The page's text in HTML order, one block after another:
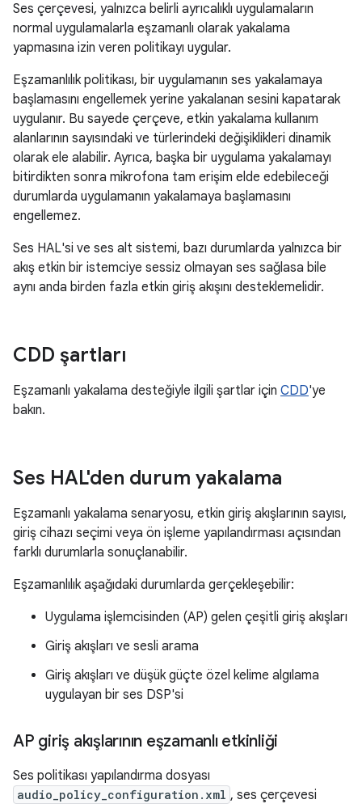
Ses çerçevesi, yalnızca belirli ayrıcalıklı uygulamaların
normal uygulamalarla eşzamanlı olarak yakalama
yapmasına izin veren politikayı uygular.
Eşzamanlılık politikası, bir uygulamanın ses yakalamaya
başlamasını engellemek yerine yakalanan sesini kapatarak
uygulanır. Bu sayede çerçeve, etkin yakalama kullanım
alanlarının sayısındaki ve türlerindeki değişiklikleri dinamik
olarak ele alabilir. Ayrıca, başka bir uygulama yakalamayı
bitirdikten sonra mikrofona tam erişim elde edebileceği
durumlarda uygulamanın yakalamaya başlamasını
engellemez.
Ses HAL'si ve ses alt sistemi, bazı durumlarda yalnızca bir
akış etkin bir istemciye sessiz olmayan ses sağlasa bile
aynı anda birden fazla etkin giriş akışını desteklemelidir.
CDD şartları
Eşzamanlı yakalama desteğiyle ilgili şartlar için CDD'ye
bakın.
Ses HAL'den durum yakalama
Eşzamanlı yakalama senaryosu, etkin giriş akışlarının sayısı,
giriş cihazı seçimi veya ön işleme yapılandırması açısından
farklı durumlarla sonuçlanabilir.
Eşzamanlılık aşağıdaki durumlarda gerçekleşebilir:
Uygulama işlemcisinden (AP) gelen çeşitli giriş akışları
Giriş akışları ve sesli arama
Giriş akışları ve düşük güçte özel kelime algılama
uygulayan bir ses DSP'si
AP giriş akışlarının eşzamanlı etkinliği
Ses politikası yapılandırma dosyası
audio_policy_configuration.xml , ses çerçevesi